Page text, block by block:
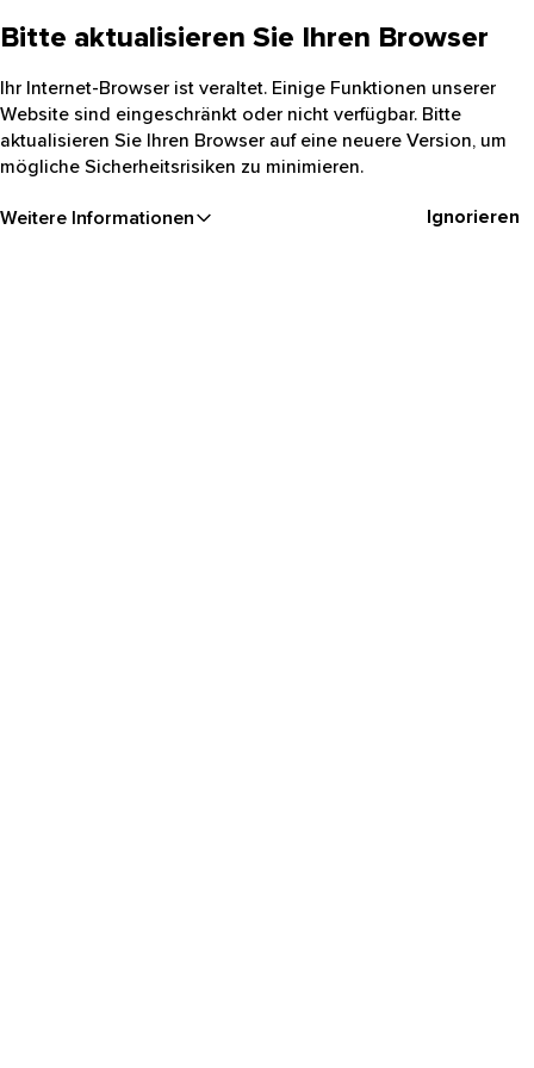
Bitte aktualisieren Sie Ihren Browser
Ihr Internet-Browser ist veraltet. Einige Funktionen unserer
Website sind eingeschränkt oder nicht verfügbar. Bitte
aktualisieren Sie Ihren Browser auf eine neuere Version, um
mögliche Sicherheitsrisiken zu minimieren.
Weitere Informationen Ignorieren